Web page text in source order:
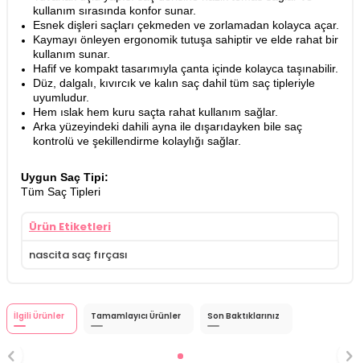
kullanım sırasında konfor sunar.
Esnek dişleri saçları çekmeden ve zorlamadan kolayca açar.
Kaymayı önleyen ergonomik tutuşa sahiptir ve elde rahat bir
kullanım sunar.
Hafif ve kompakt tasarımıyla çanta içinde kolayca taşınabilir.
Düz, dalgalı, kıvırcık ve kalın saç dahil tüm saç tipleriyle
uyumludur.
Hem ıslak hem kuru saçta rahat kullanım sağlar.
Arka yüzeyindeki dahili ayna ile dışarıdayken bile saç
kontrolü ve şekillendirme kolaylığı sağlar.
Uygun Saç Tipi:
Tüm Saç Tipleri
Ürün Etiketleri
nascita saç fırçası
İlgili Ürünler Tamamlayıcı Ürünler Son Baktıklarınız